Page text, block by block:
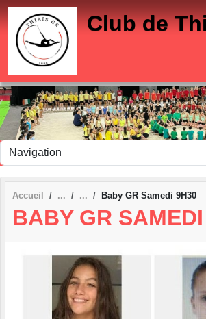
Club de
Accueil Baby GR Samedi 9H30
BABY GR
Panneau de gestion des cookies